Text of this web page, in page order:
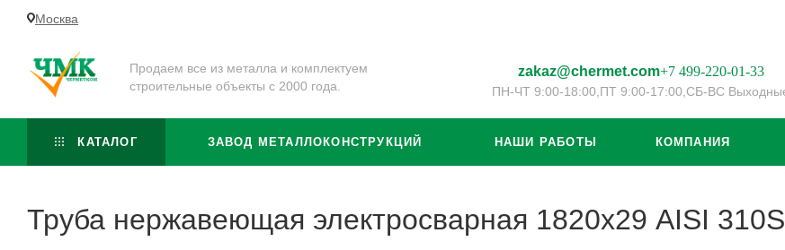
Москва
Продаем все из металла и комплектуем
строительные объекты с 2000 года.
zakaz@chermet.com+7 499-220-01-33
ПН-ЧТ 9:00-18:00, ПТ 9:00-17:00, СБ-ВС
КАТАЛОГ ЗАВОД МЕТАЛЛОКОНСТРУКЦИЙ НАШИ РАБОТЫ КОМПАНИЯ
Труба нержавеющая электросварная 1820х29 AISI